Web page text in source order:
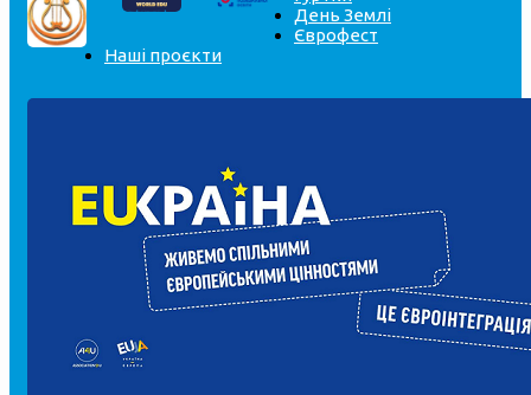
День Землі
Єврофест
Наші проєкти